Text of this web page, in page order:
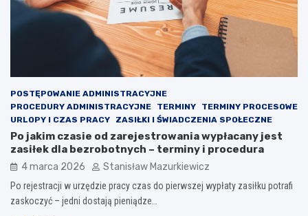
POSTĘPOWANIE ADMINISTRACYJNE
PROCEDURY ADMINISTRACYJNE
TERMINY
TERMINY PROCESOWE
URLOPY I CZAS PRACY
ZASIŁKI I ŚWIADCZENIA SPOŁECZNE
Po jakim czasie od zarejestrowania wypłacany jest
zasiłek dla bezrobotnych – terminy i procedura
4 marca 2026 Stanisław Mazurkiewicz
Po rejestracji w urzędzie pracy czas do pierwszej wypłaty zasiłku potrafi
zaskoczyć – jedni dostają pieniądze…